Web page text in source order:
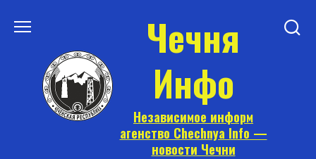
Чечня
Инфо
Независимое информ
агенство Chechnya Info —
новости Чечни